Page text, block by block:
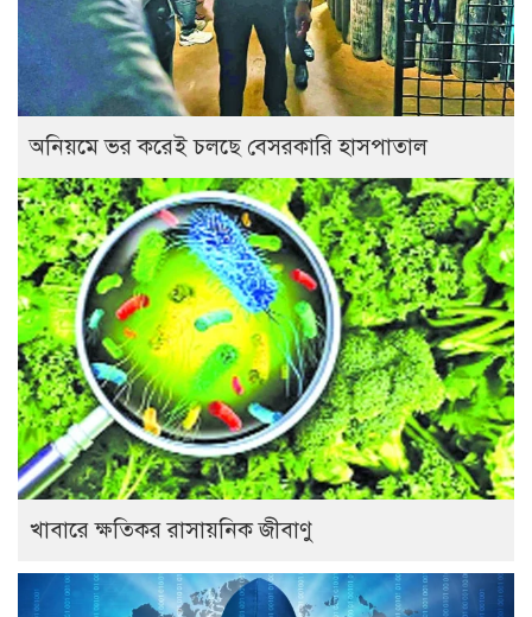
অনিয়মে ভর করেই চলছে বেসরকারি হাসপাতাল
খাবারে ক্ষতিকর রাসায়নিক জীবাণু